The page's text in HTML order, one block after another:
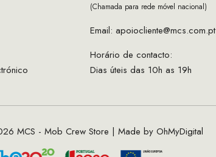
(Chamada para rede móvel nacional)
Email: apoiocliente@mcs.com.pt
Horário de contacto:
Dias úteis das 10h as 19h
MCS - Mob Crew Store | Made by OhMyDigital